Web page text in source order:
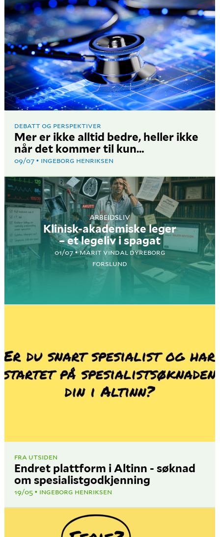
Mer er ikke alltid bedre, heller ikke
når det kommer til kun…
DEBATT OG PERSPEKTIVER
09/07 INGEBORG HENRIKSEN
Klinisk-akademiske leger
– et legeliv i spagat
ARBEIDSLIV
01/07 MARIT VINDAL DYREBORG
FORSLUND
Endret plattform i Altinn - søknad
om spesialistgodkjenning
FRA UTSIDEN
19/05 INGEBORG HENRIKSEN